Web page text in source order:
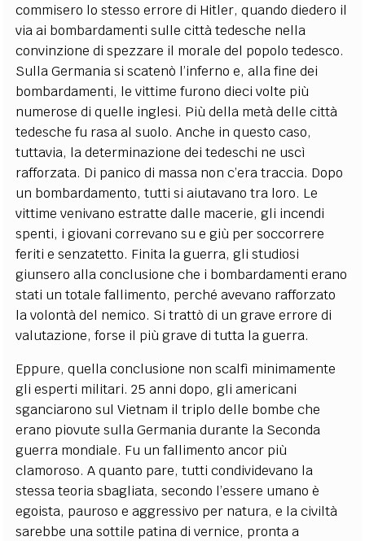
commisero lo stesso errore di Hitler, quando diedero il
via ai bombardamenti sulle città tedesche nella
convinzione di spezzare il morale del popolo tedesco.
Sulla Germania si scatenò l’inferno e, alla fine dei
bombardamenti, le vittime furono dieci volte più
numerose di quelle inglesi. Più della metà delle città
tedesche fu rasa al suolo. Anche in questo caso,
tuttavia, la determinazione dei tedeschi ne uscì
rafforzata. Di panico di massa non c’era traccia. Dopo
un bombardamento, tutti si aiutavano tra loro. Le
vittime venivano estratte dalle macerie, gli incendi
spenti, i giovani correvano su e giù per soccorrere
feriti e senzatetto. Finita la guerra, gli studiosi
giunsero alla conclusione che i bombardamenti erano
stati un totale fallimento, perché avevano rafforzato
la volontà del nemico. Si trattò di un grave errore di
valutazione, forse il più grave di tutta la guerra.
Eppure, quella conclusione non scalfì minimamente
gli esperti militari. 25 anni dopo, gli americani
sganciarono sul Vietnam il triplo delle bombe che
erano piovute sulla Germania durante la Seconda
guerra mondiale. Fu un fallimento ancor più
clamoroso. A quanto pare, tutti condividevano la
stessa teoria sbagliata, secondo l’essere umano è
egoista, pauroso e aggressivo per natura, e la civiltà
sarebbe una sottile patina di vernice, pronta a